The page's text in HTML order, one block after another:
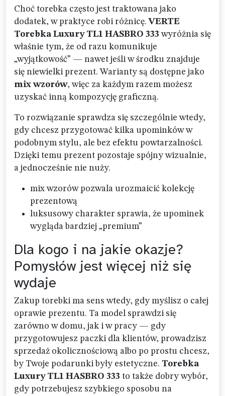
Choć torebka często jest traktowana jako
dodatek, w praktyce robi różnicę.VERTE
Torebka Luxury TL1 HASBRO 333 wyróżnia się
właśnie tym, że od razu komunikuje
„wyjątkowość” — nawet jeśli w środku znajduje
się niewielki prezent. Warianty są dostępne jako
mix wzorów, więc za każdym razem możesz
uzyskać inną kompozycję graficzną.
To rozwiązanie sprawdza się szczególnie wtedy,
gdy chcesz przygotować kilka upominków w
podobnym stylu, ale bez efektu powtarzalności.
Dzięki temu prezent pozostaje spójny wizualnie,
a jednocześnie nie nuży.
mix wzorów pozwala urozmaicić kolekcję
prezentową
luksusowy charakter sprawia, że upominek
wygląda bardziej „premium”
Dla kogo i na jakie okazje?
Pomysłów jest więcej niż się
wydaje
Zakup torebki ma sens wtedy, gdy myślisz o całej
oprawie prezentu. Ta model sprawdzi się
zarówno w domu, jak i w pracy — gdy
przygotowujesz paczki dla klientów, prowadzisz
sprzedaż okolicznościową albo po prostu chcesz,
by Twoje podarunki były estetyczne. Torebka
Luxury TL1 HASBRO 333 to także dobry wybór,
gdy potrzebujesz szybkiego sposobu na